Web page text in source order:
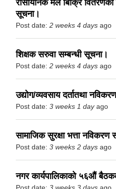
रासायनिक मल बिक्रि
सूचना।
Post date: 2 weeks 4 days ago
शिक्षक सरुवा सम्बन्धी सूचना।
Post date: 2 weeks 4 days ago
उद्योग/व्यवसाय दर्तातथा
Post date: 3 weeks 1 dayago
सामाजिक सुरक्षा भत्ता नविकरण
Post date: 3 weeks 2 days ago
नगर कार्यपालिकाको ५६औं